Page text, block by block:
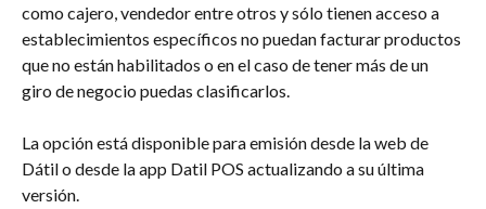
como cajero, vendedor entre otros y sólo tienen acceso a
establecimientos específicos no puedan facturar productos
que no están habilitados o en el caso de tener más de un
giro de negocio puedas clasificarlos.
La opción está disponible para emisión desde la web de
Dátil o desde la app Datil POS actualizando a su última
versión.